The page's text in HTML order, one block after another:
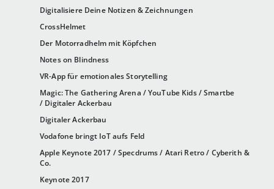
Digitalisiere Deine Notizen & Zeichnungen
CrossHelmet
Der Motorradhelm mit Köpfchen
Notes on Blindness
VR-App für emotionales Storytelling
Magic: The Gathering Arena / YouTube Kids / Smartbe
/ Digitaler Ackerbau
Digitaler Ackerbau
Vodafone bringt IoT aufs Feld
Apple Keynote 2017 / Specdrums / Atari Retro / Cyberith &
Co.
Keynote 2017